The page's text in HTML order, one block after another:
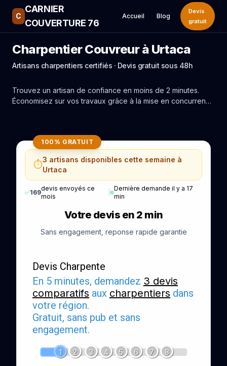
C
CARNIER
COUVERTURE 76
Accueil Blog
Devis
gratuit
Charpentier Couvreur à Urtaca
Artisans charpentiers certifiés · Devis gratuit sous 48h
Trouvez un artisan de confiance en moins de 2 minutes.
Économisez sur vos travaux grâce à la mise en concurrence
100% GRATUIT
⏱️3 artisans disponibles cette semaine à
Urtaca
✅169
devis envoyés ce
mois
|
Dernière demande il y a 17
min
Votre devis en 2 min
Sans engagement, reponse rapide garantie
Devis Charpente
En 5 minutes, demandez 3 devis
comparatifs aux charpentiers dans
votre région.
Gratuit, sans pub et sans
engagement.
1 2 3 4 5 6 7 8